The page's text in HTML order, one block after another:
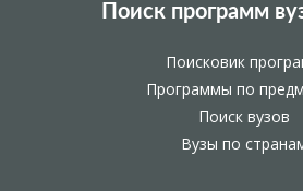
Поиск программ
Поисковик
Программы по
Поиск вузов
Вузы по